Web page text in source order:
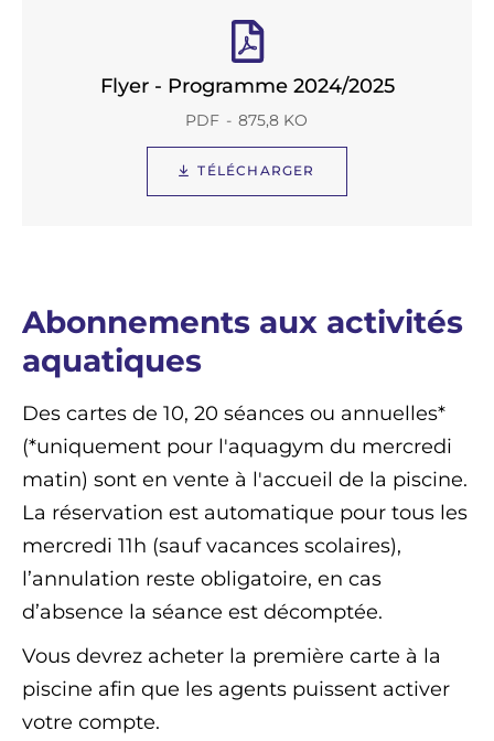
Flyer - Programme 2024/2025
PDF 875,8 KO
TÉLÉCHARGER
Abonnements aux activités
aquatiques
Des cartes de 10, 20 séances ou annuelles*
(*uniquement pour l'aquagym du mercredi
matin) sont en vente à l'accueil de la piscine.
La réservation est automatique pour tous les
mercredi 11h (sauf vacances scolaires),
l’annulation reste obligatoire, en cas
d’absence la séance est décomptée.
Vous devrez acheter la première carte à la
piscine afin que les agents puissent activer
votre compte.